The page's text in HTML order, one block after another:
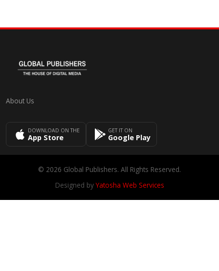
About Us
DOWNLOAD ON THE
App Store
GET IT ON
Google Play
© 2026 Global Publishers. All Rights Reserved.
Designed byYatosha Web Services